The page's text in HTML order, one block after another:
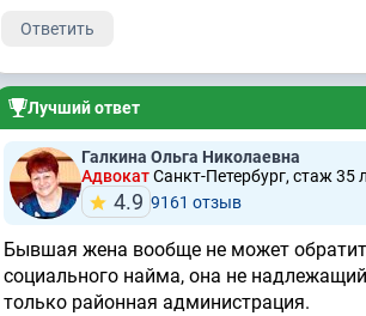
Ответить
Лучший ответ
Галкина Ольга Николаевна
АдвокатСанкт-Петербург, стаж 35
4.9 9161 отзыв
Бывшая жена вообще не может
социального найма, она не
только районная администрация.